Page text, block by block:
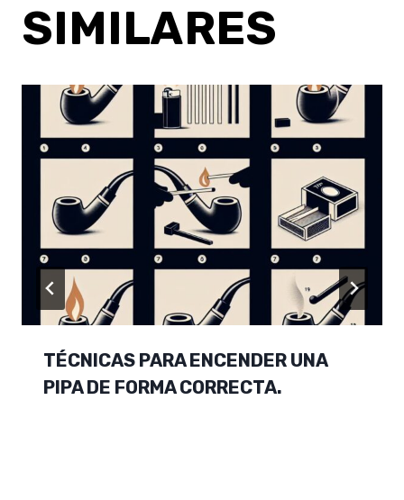
SIMILARES
TÉCNICAS PARA ENCENDER UNA
PIPA DE FORMA CORRECTA.